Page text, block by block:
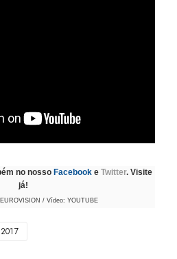
no nosso Facebook e Twitter. Visite
já!
/ Vídeo: YOUTUBE